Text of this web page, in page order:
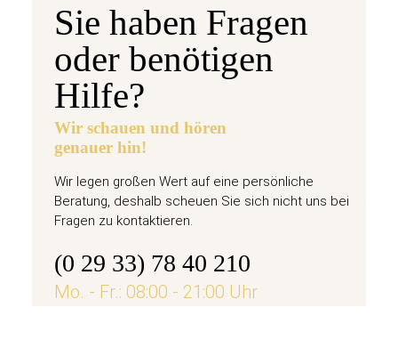
Sie haben Fragen
oder benötigen
Hilfe?
Wir schauen und hören
genauer hin!
Wir legen großen Wert auf eine persönliche
Beratung, deshalb scheuen Sie sich nicht uns bei
Fragen zu kontaktieren.
(0 29 33) 78 40 210
Mo. - Fr.: 08:00 - 21:00 Uhr